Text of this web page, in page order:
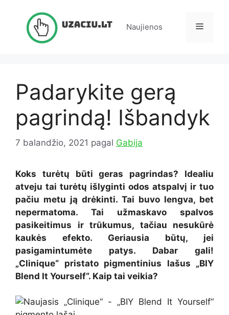
Naujienos Meniu
Padarykite gerą
pagrindą! Išbandyk
7 balandžio, 2021 pagal Gabija
Koks turėtų būti geras pagrindas? Idealiu
atveju tai turėtų išlyginti odos atspalvį ir tuo
pačiu metu ją drėkinti. Tai buvo lengva, bet
nepermatoma. Tai užmaskavo spalvos
pasikeitimus ir trūkumus, tačiau nesukūrė
kaukės efekto. Geriausia būtų, jei
pasigamintumėte patys. Dabar gali!
„Clinique“ pristato pigmentinius lašus „BIY
Blend It Yourself“. Kaip tai veikia?